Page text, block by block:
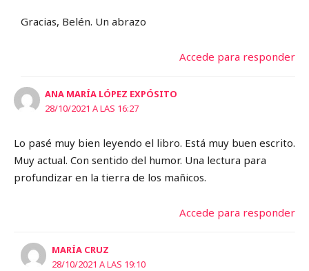
Gracias, Belén. Un abrazo
Accede para responder
ANA MARÍA LÓPEZ EXPÓSITO
28/10/2021 A LAS 16:27
Lo pasé muy bien leyendo el libro. Está muy buen escrito.
Muy actual. Con sentido del humor. Una lectura para
profundizar en la tierra de los mañicos.
Accede para responder
MARÍA CRUZ
28/10/2021 A LAS 19:10